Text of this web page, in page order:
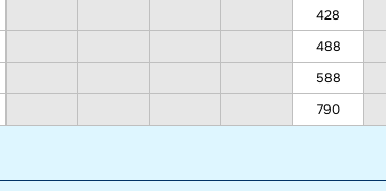
428
488
588
790